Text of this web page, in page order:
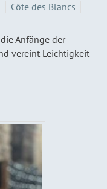
Côte des Blancs
Anfänge der
vereint Leichtigkeit